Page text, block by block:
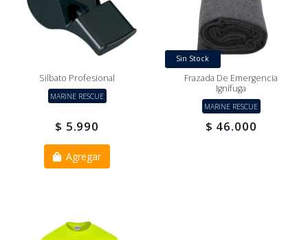
Silbato Profesional
MARINE RESCUE
$ 5.990
Agregar
Sin Stock
Frazada De Emergencia
Ignífuga
MARINE RESCUE
$ 46.000